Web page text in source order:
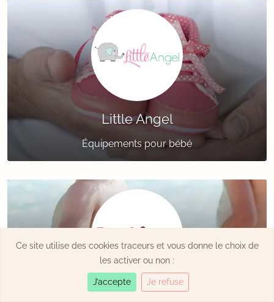
Little Angel
Équipements pour bébé
Ce site utilise des cookies traceurs et vous donne le choix de
les activer ou non :
J’accepte Je refuse